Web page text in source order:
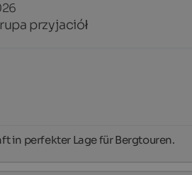
przyjaciół
in perfekter Lage für Bergtouren.